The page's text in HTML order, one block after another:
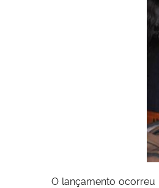
O lançamento